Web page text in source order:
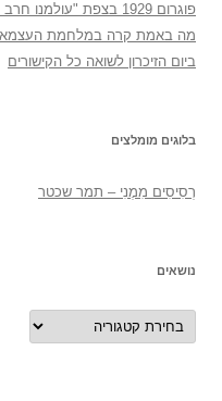
פוגרום 1929 בצפת "עולמנו חרב עלינו"
מה באמת קרה במלחמת
ביום הזיכרון לשואה כל הקישורים
בלוגים מומלצים
רְסִיסִים מִמֶנִי – תמר שכטר
נושאים
נושאים